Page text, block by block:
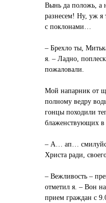
Вынь да положь, а
разнесем! Ну, уж я
с поклонами…
– Брехло ты,
я. – Ладно,
пожаловали.
Мой напарник от
полному ведру
гонцы походили
блаженствующих в
– А… ап…
Христа ради,
– Вежливость –
отметил я. – Вон
прием граждан с